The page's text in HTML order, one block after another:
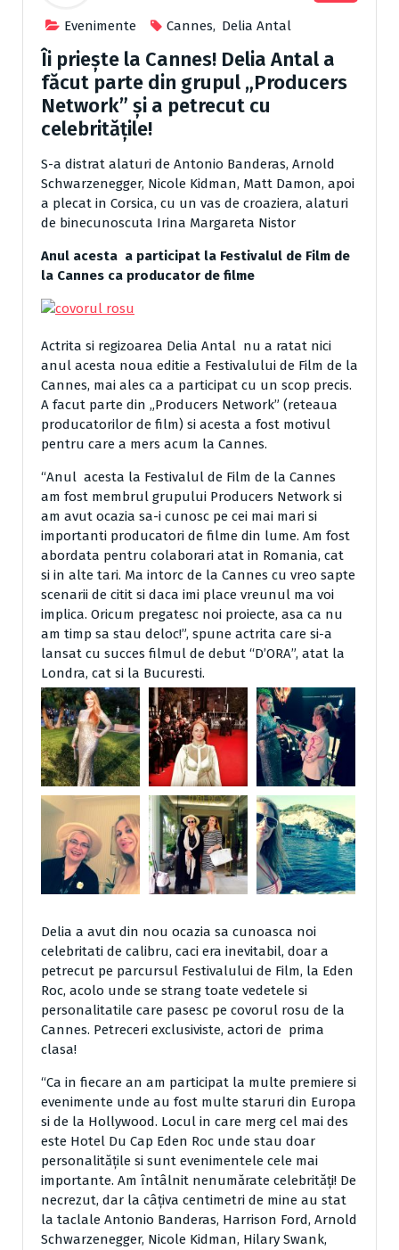
Evenimente Cannes, Delia Antal
Îi priește la Cannes! Delia Antal a
făcut parte din grupul „Producers
Network” și a petrecut cu
celebritățile!
S-a distrat alaturi de Antonio Banderas, Arnold
Schwarzenegger, Nicole Kidman, Matt Damon, apoi
a plecat in Corsica, cu un vas de croaziera, alaturi
de binecunoscuta Irina Margareta Nistor
Anul acesta a participat la Festivalul de Film de
la Cannes ca producator de filme
Actrita si regizoarea Delia Antal nu a ratat nici
anul acesta noua editie a Festivalului de Film de la
Cannes, mai ales ca a participat cu un scop precis.
A facut parte din „Producers Network” (reteaua
producatorilor de film) si acesta a fost motivul
pentru care a mers acum la Cannes.
“Anul acesta la Festivalul de Film de la Cannes
am fost membrul grupului Producers Network si
am avut ocazia sa-i cunosc pe cei mai mari si
importanti producatori de filme din lume. Am fost
abordata pentru colaborari atat in Romania, cat
si in alte tari. Ma intorc de la Cannes cu vreo sapte
scenarii de citit si daca imi place vreunul ma voi
implica. Oricum pregatesc noi proiecte, asa ca nu
am timp sa stau deloc!”, spune actrita care si-a
lansat cu succes filmul de debut “D’ORA”, atat la
Londra, cat si la Bucuresti.
Delia a avut din nou ocazia sa cunoasca noi
celebritati de calibru, caci era inevitabil, doar a
petrecut pe parcursul Festivalului de Film, la Eden
Roc, acolo unde se strang toate vedetele si
personalitatile care pasesc pe covorul rosu de la
Cannes. Petreceri exclusiviste, actori de prima
clasa!
“Ca in fiecare an am participat la multe premiere si
evenimente unde au fost multe staruri din Europa
si de la Hollywood. Locul in care merg cel mai des
este Hotel Du Cap Eden Roc unde stau doar
personalitățile si sunt evenimentele cele mai
importante. Am întâlnit nenumărate celebrități! De
necrezut, dar la câțiva centimetri de mine au stat
la taclale Antonio Banderas, Harrison Ford, Arnold
Schwarzenegger, Nicole Kidman, Hilary Swank,